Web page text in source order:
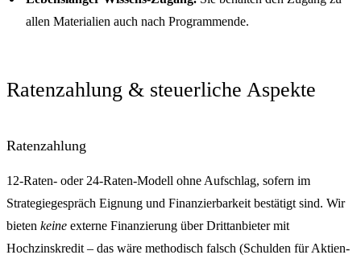
allen Materialien auch nach Programmende.
Ratenzahlung & steuerliche Aspekte
Ratenzahlung
12-Raten- oder 24-Raten-Modell ohne Aufschlag, sofern im
Strategiegespräch Eignung und Finanzierbarkeit bestätigt sind. Wir
bieten keine externe Finanzierung über Drittanbieter mit
Hochzinskredit – das wäre methodisch falsch (Schulden für Aktien-